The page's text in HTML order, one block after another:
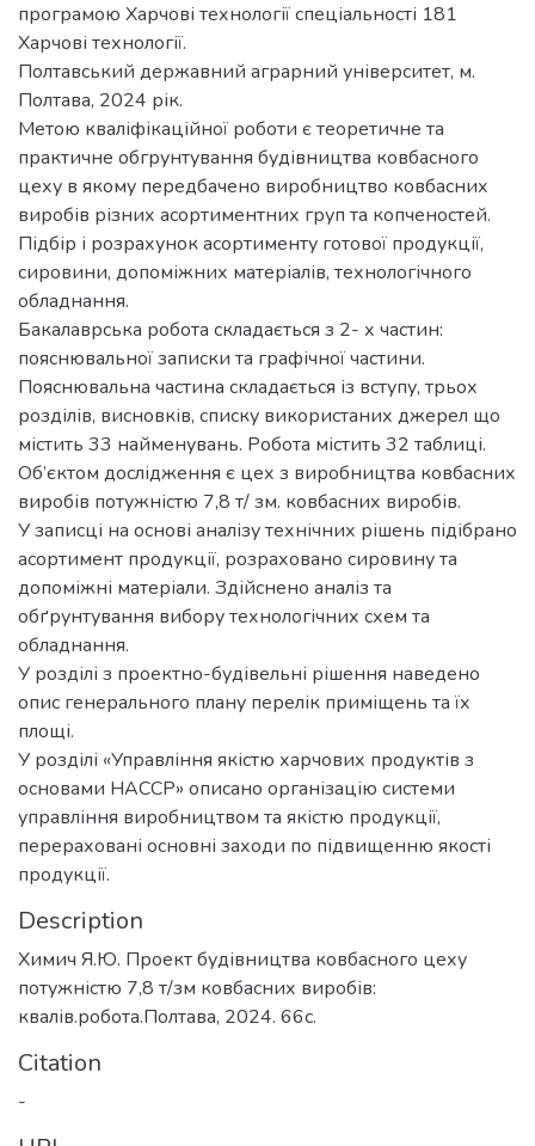
програмою Харчові технології спеціальності 181
Харчові технології.
Полтавський державний аграрний університет, м.
Полтава, 2024 рік.
Метою кваліфікаційної роботи є теоретичне та
практичне обгрунтування будівництва ковбасного
цеху в якому передбачено виробництво ковбасних
виробів різних асортиментних груп та копченостей.
Підбір і розрахунок асортименту готової продукції,
сировини, допоміжних матеріалів, технологічного
обладнання.
Бакалаврська робота складається з 2- х частин:
пояснювальної записки та графічної частини.
Пояснювальна частина складається із вступу, трьох
розділів, висновків, списку використаних джерел що
містить 33 найменувань. Робота містить 32 таблиці.
Об’єктом дослідження є цех з виробництва ковбасних
виробів потужністю 7,8 т/ зм. ковбасних виробів.
У записці на основі аналізу технічних рішень підібрано
асортимент продукції, розраховано сировину та
допоміжні матеріали. Здійснено аналіз та
обґрунтування вибору технологічних схем та
обладнання.
У розділі з проектно-будівельні рішення наведено
опис генерального плану перелік приміщень та їх
площі.
У розділі «Управління якістю харчових продуктів з
основами НАССР» описано організацію системи
управління виробництвом та якістю продукції,
перераховані основні заходи по підвищенню якості
продукції.
Description
Химич Я.Ю. Проект будівництва ковбасного цеху
потужністю 7,8 т/зм ковбасних виробів:
квалів.робота.Полтава, 2024. 66с.
Citation
-